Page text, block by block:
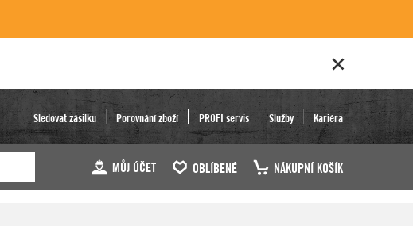
Sledovat zásilku Porovnání zboží PROFI servis Služby Kariéra
MŮJ ÚČET OBLÍBENÉ NÁKUPNÍ KOŠÍK